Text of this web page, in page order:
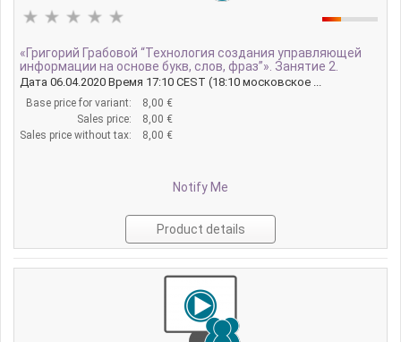
«Григорий Грабовой “Технология создания управляющей
информации на основе букв, слов, фраз”». Занятие 2.
Дата 06.04.2020 Время 17:10 CEST (18:10 московское ...
Base price for variant:
8,00 €
Sales price:
8,00 €
Sales price without tax:
8,00 €
Notify Me
Product details